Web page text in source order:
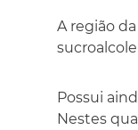
A região
Possui
Nestes